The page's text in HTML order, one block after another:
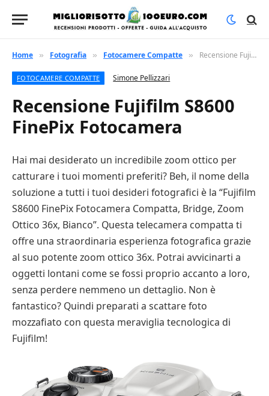
Home » Fotografia » Fotocamere Compatte » Recensione Fujifilm S8600 FinePix Fotocamera
FOTOCAMERE COMPATTE Simone Pellizzari
Recensione Fujifilm S8600
FinePix Fotocamera
Hai mai desiderato un incredibile zoom ottico per
catturare i tuoi momenti preferiti? Beh, il nome della
soluzione a tutti i tuoi desideri fotografici è la “Fujifilm
S8600 FinePix Fotocamera Compatta, Bridge, Zoom
Ottico 36x, Bianco”. Questa telecamera compatta ti
offre una straordinaria esperienza fotografica grazie
al suo potente zoom ottico 36x. Potrai avvicinarti a
oggetti lontani come se fossi proprio accanto a loro,
senza perdere nemmeno un dettaglio. Non è
fantastico? Quindi preparati a scattare foto
mozzafiato con questa meraviglia tecnologica di
Fujifilm!